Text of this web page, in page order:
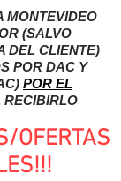
MONTEVIDEO
(SALVO
DEL CLIENTE)
POR DAC Y
POR EL
OFERTAS